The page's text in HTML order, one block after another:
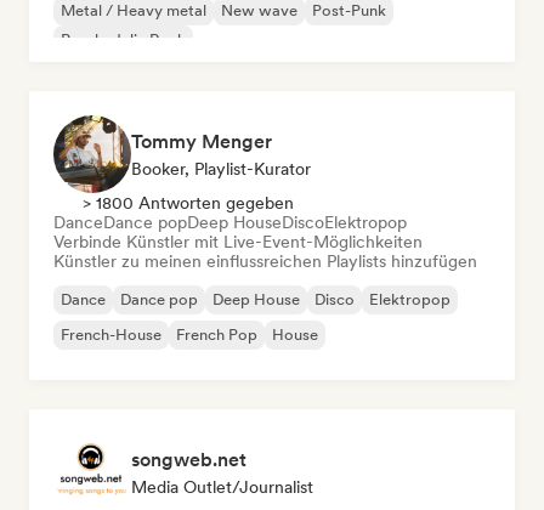
Metal / Heavy metal
New wave
Post-Punk
Psychedelic Rock
Tommy Menger
Booker, Playlist-Kurator
> 1800 Antworten gegeben
DanceDance popDeep HouseDiscoElektropop
Verbinde Künstler mit Live-Event-Möglichkeiten
Künstler zu meinen einflussreichen Playlists hinzufügen
Dance Dance pop Deep House Disco
Elektropop
French-House
French Pop House
songweb.net
Media Outlet/Journalist